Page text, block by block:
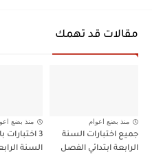
مقالات قد تهمك
منذ بضع اعوام
جميع اختبارات السنة
الرابعة ابتدائي الفصل
منذ بضع
3
السنة